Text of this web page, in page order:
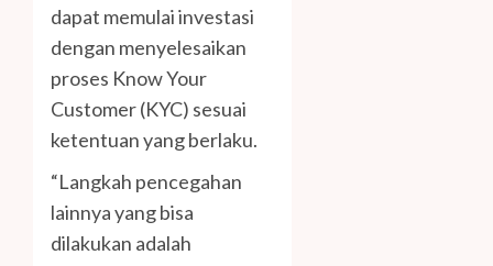
dapat memulai investasi
dengan menyelesaikan
proses Know Your
Customer (KYC) sesuai
ketentuan yang berlaku.
“Langkah pencegahan
lainnya yang bisa
dilakukan adalah